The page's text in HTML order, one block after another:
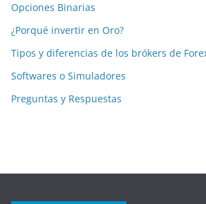
Opciones Binarias
¿Porqué invertir en Oro?
Tipos y diferencias de los brókers de
Softwares o Simuladores
Preguntas y Respuestas